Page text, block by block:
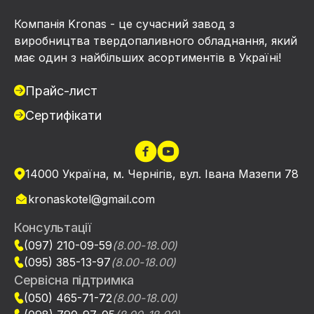
Компанія Kronas - це сучасний завод з
виробництва твердопаливного обладнання, який
має один з найбільших асортиментів в Україні!
Прайс-лист
Сертифікати
14000 Україна, м. Чернігів, вул. Івана Мазепи 78
kronaskotel@gmail.com
Консультації
(097) 210-09-59(8.00-18.00)
(095) 385-13-97(8.00-18.00)
Сервісна підтримка
(050) 465-71-72(8.00-18.00)